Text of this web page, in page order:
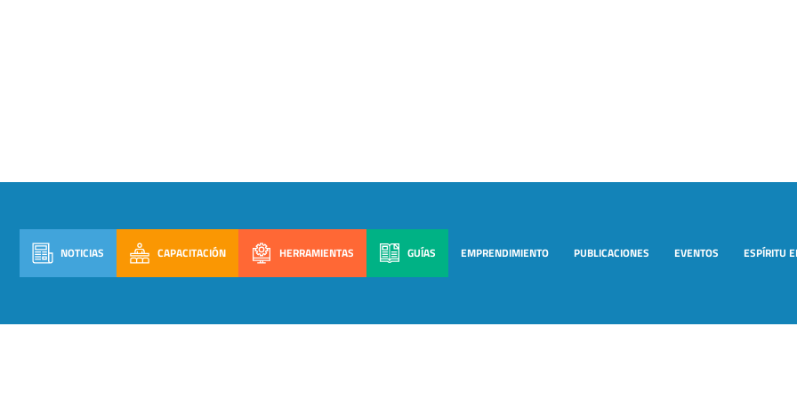
NOTICIAS CAPACITACIÓN HERRAMIENTAS GUÍAS EMPRENDIMIENTO PUBLICACIONES EVENTOS ESPÍRITU